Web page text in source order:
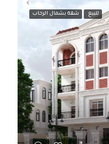
للبيع شقة بشمال الرحاب